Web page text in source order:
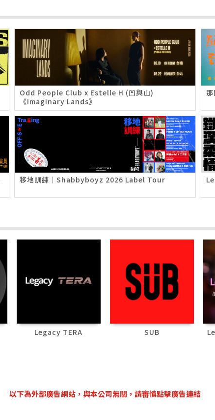
Odd People Club x Estelle H (凹與山)
《Imaginary Lands》
移地訓練｜Shabbyboyz 2026 Label Tour
Legacy TERA SUB
以下為外部廣告網站，與本公司無關，請審慎點擊廣告連結